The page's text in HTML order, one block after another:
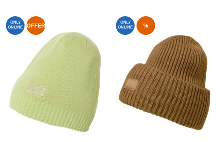
ONLY
ONLINE
OFFER
ONLY
ONLINE
%